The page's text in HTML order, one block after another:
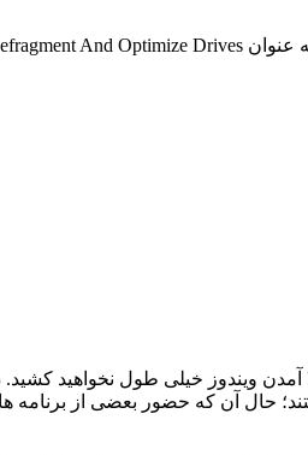
ویندوز خیلی طول نخواهید کشید.
حال آن که حضور بعضی از